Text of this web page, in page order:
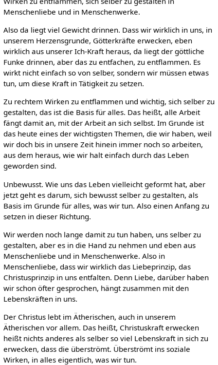
Menschenliebe und in Menschenwerke.
Also da liegt viel Gewicht drinnen. Dass wir wirklich in uns, in
unserem Herzensgrunde, Götterkräfte erwecken, eben
wirklich aus unserer Ich-Kraft heraus, da liegt der göttliche
Funke drinnen, aber das zu entfachen, zu entflammen. Es
wirkt nicht einfach so von selber, sondern wir müssen etwas
tun, um diese Kraft in Tätigkeit zu setzen.
Zu rechtem Wirken zu entflammen und wichtig, sich selber zu
gestalten, das ist die Basis für alles. Das heißt, alle Arbeit
fängt damit an, mit der Arbeit an sich selbst. Im Grunde ist
das heute eines der wichtigsten Themen, die wir haben, weil
wir doch bis in unsere Zeit hinein immer noch so arbeiten,
aus dem heraus, wie wir halt einfach durch das Leben
geworden sind.
Unbewusst. Wie uns das Leben vielleicht geformt hat, aber
jetzt geht es darum, sich bewusst selber zu gestalten, als
Basis im Grunde für alles, was wir tun. Also einen Anfang zu
setzen in dieser Richtung.
Wir werden noch lange damit zu tun haben, uns selber zu
gestalten, aber es in die Hand zu nehmen und eben aus
Menschenliebe und in Menschenwerke. Also in
Menschenliebe, dass wir wirklich das Liebeprinzip, das
Christusprinzip in uns entfalten. Denn Liebe, darüber haben
wir schon öfter gesprochen, hängt zusammen mit den
Lebenskräften in uns.
Der Christus lebt im Ätherischen, auch in unserem
Ätherischen vor allem. Das heißt, Christuskraft erwecken
heißt nichts anderes als selber so viel Lebenskraft in sich zu
erwecken, dass die überströmt. Überströmt ins soziale
Wirken, in alles eigentlich, was wir tun.